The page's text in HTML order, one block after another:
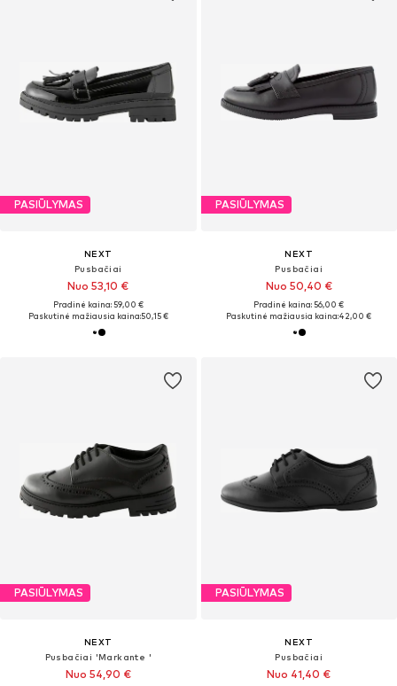
PASIŪLYMAS
NEXT
Pusbačiai
Nuo 53,10 €
Pradinė kaina: 59,00 €
Paskutinė mažiausia kaina:50,15 €
PASIŪLYMAS
NEXT
Pusbačiai
Nuo 50,40 €
Pradinė kaina: 56,00 €
Paskutinė mažiausia kaina:42,00 €
PASIŪLYMAS
NEXT
Pusbačiai 'Markante '
Nuo 54,90 €
PASIŪLYMAS
NEXT
Pusbačiai
Nuo 41,40 €